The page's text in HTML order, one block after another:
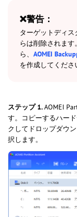
❌警告：
ターゲットディ
らは削除されま
ら、 AOMEI
を作成してくださ
ステップ 1.AOMEI
す。コピーするハー
クしてドロップダウ
択します。